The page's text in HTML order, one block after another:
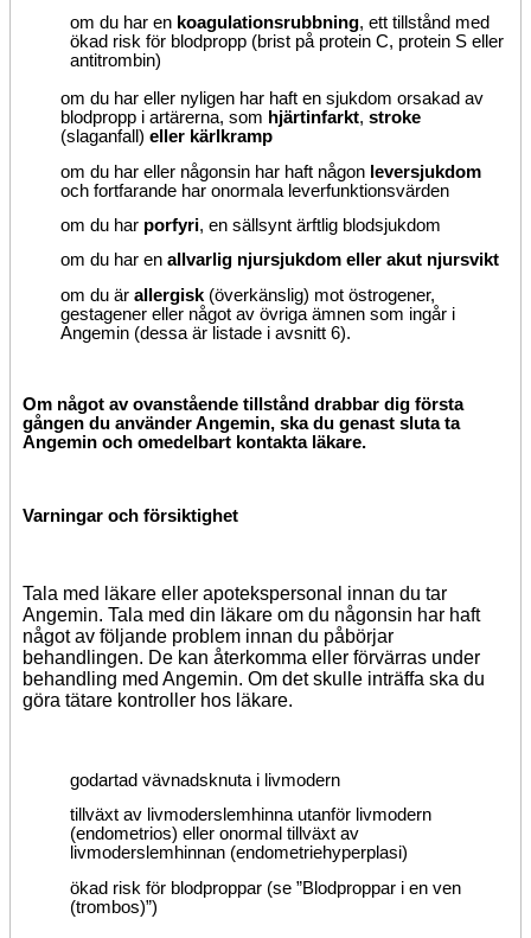
om du har en koagulationsrubbning, ett tillstånd med
ökad risk för blodpropp (brist på protein C, protein S eller
antitrombin)
om du har eller nyligen har haft en sjukdom orsakad av
blodpropp i artärerna, som hjärtinfarkt, stroke
(slaganfall) eller kärlkramp
om du har eller någonsin har haft någon leversjukdom
och fortfarande har onormala leverfunktionsvärden
om du har porfyri, en sällsynt ärftlig blodsjukdom
om du har en allvarlig njursjukdom eller akut njursvikt
om du är allergisk (överkänslig) mot östrogener,
gestagener eller något av övriga ämnen som ingår i
Angemin (dessa är listade i avsnitt 6).
Om något av ovanstående tillstånd drabbar dig första
gången du använder Angemin, ska du genast sluta ta
Angemin och omedelbart kontakta läkare.
Varningar och försiktighet
Tala med läkare eller apotekspersonal innan du tar
Angemin. Tala med din läkare om du någonsin har haft
något av följande problem innan du påbörjar
behandlingen. De kan återkomma eller förvärras under
behandling med Angemin. Om det skulle inträffa ska du
göra tätare kontroller hos läkare.
godartad vävnadsknuta i livmodern
tillväxt av livmoderslemhinna utanför livmodern
(endometrios) eller onormal tillväxt av
livmoderslemhinnan (endometriehyperplasi)
ökad risk för blodproppar (se ”Blodproppar i en ven
(trombos)”)